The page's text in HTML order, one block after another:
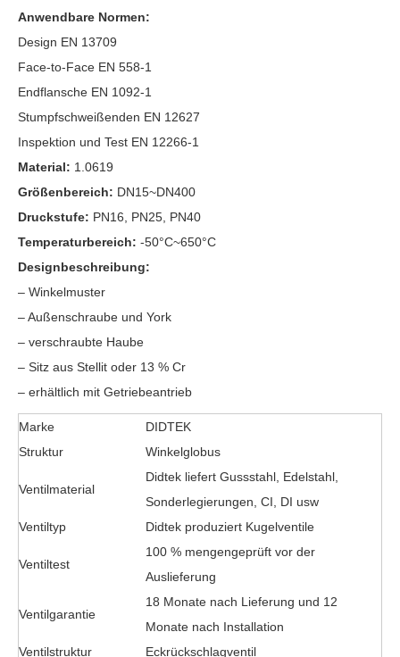
Anwendbare Normen:
Design EN 13709
Face-to-Face EN 558-1
Endflansche EN 1092-1
Stumpfschweißenden EN 12627
Inspektion und Test EN 12266-1
Material: 1.0619
Größenbereich: DN15~DN400
Druckstufe: PN16, PN25, PN40
Temperaturbereich: -50°C~650°C
Designbeschreibung:
– Winkelmuster
– Außenschraube und York
– verschraubte Haube
– Sitz aus Stellit oder 13 % Cr
– erhältlich mit Getriebeantrieb
Marke
DIDTEK
Struktur
Winkelglobus
Ventilmaterial
Didtek liefert Gussstahl, Edelstahl,
Sonderlegierungen, CI, DI usw
Ventiltyp
Didtek produziert Kugelventile
Ventiltest
100 % mengengeprüft vor der
Auslieferung
Ventilgarantie
18 Monate nach Lieferung und 12
Monate nach Installation
Ventilstruktur
Eckrückschlagventil